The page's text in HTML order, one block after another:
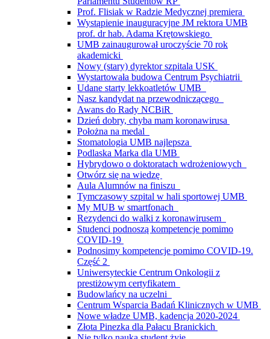
Prof. Flisiak w Radzie Medycznej premiera
Wystąpienie inauguracyjne JM rektora UMB
prof. dr hab. Adama Krętowskiego
UMB zainaugurował uroczyście 70 rok
akademicki
Nowy (stary) dyrektor szpitala USK
Wystartowała budowa Centrum Psychiatrii
Udane starty lekkoatletów UMB
Nasz kandydat na przewodniczącego
Awans do Rady NCBiR
Dzień dobry, chyba mam koronawirusa
Położna na medal
Stomatologia UMB najlepsza
Podlaska Marka dla UMB
Hybrydowo o doktoratach wdrożeniowych
Otwórz się na wiedzę
Aula Alumnów na finiszu
Tymczasowy szpital w hali sportowej UMB
My MUB w smartfonach
Rezydenci do walki z koronawirusem
Studenci podnoszą kompetencje pomimo
COVID-19
Podnosimy kompetencje pomimo COVID-19.
Część 2
Uniwersyteckie Centrum Onkologii z
prestiżowym certyfikatem
Budowlańcy na uczelni
Centrum Wsparcia Badań Klinicznych w UMB
Nowe władze UMB, kadencja 2020-2024
Złota Pinezka dla Pałacu Branickich